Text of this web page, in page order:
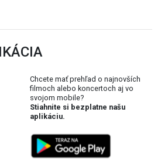
Chcete mať prehľad o najnovších
filmoch alebo koncertoch aj vo
svojom mobile?
Stiahnite si bezplatne našu
aplikáciu.